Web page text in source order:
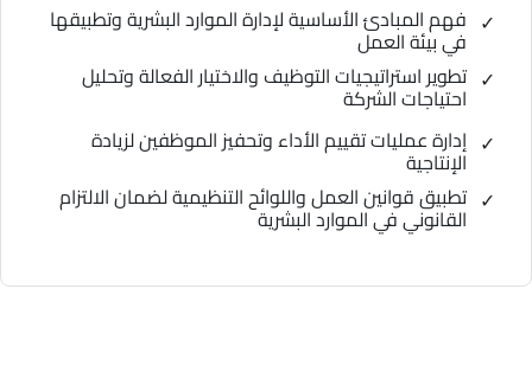
فهم المبادئ الأساسية لإدارة الموارد البشرية وتطبيقها
في بيئة العمل
تطوير استراتيجيات التوظيف والاختيار الفعالة وتحليل
احتياجات الشركة
إدارة عمليات تقييم الأداء وتحفيز الموظفين لزيادة
الإنتاجية
تطبيق قوانين العمل واللوائح التنظيمية لضمان الالتزام
القانوني في الموارد البشرية